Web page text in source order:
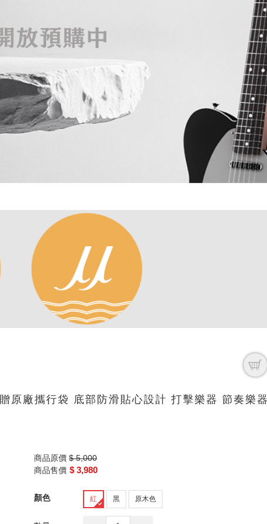
廠攜行袋 底部防滑貼心設計 打擊樂器 節奏樂
商品原價 $ 5,000
商品售價 $ 3,980
顏色 紅 黑 原木色